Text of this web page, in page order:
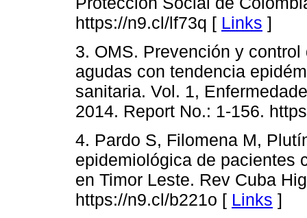
https://n9.cl/lf73q [ Links ]
3. OMS. Prevención y
agudas con tendencia
sanitaria. Vol. 1,
2014. Report No.: 1-156.
4. Pardo S, Filomena M,
epidemiológica de pacientes
en Timor Leste. Rev Cuba
https://n9.cl/b221o [ Links ]